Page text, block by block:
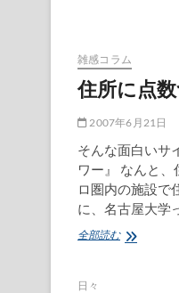
て
い
ま
☆
雑感コラム
住所に点
2007年6月21日
そんな面白いサ
ワー』 なんと
ロ圏内の施設で
に、名古屋大学
全部読む住
日々